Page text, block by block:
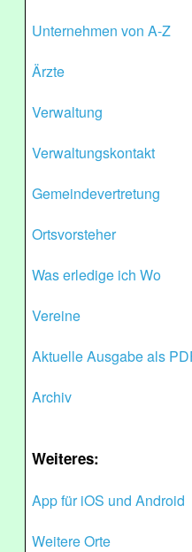
Unternehmen von A-Z
Ärzte
Verwaltung
Verwaltungskontakt
Gemeindevertretung
Ortsvorsteher
Was erledige ich Wo
Vereine
Aktuelle Ausgabe als
Archiv
Weiteres:
App für iOS und Android
Weitere Orte